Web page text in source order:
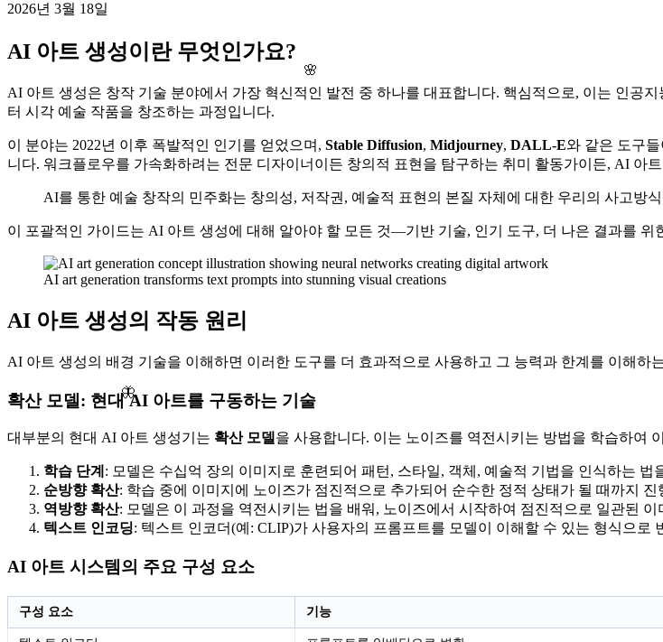
🦋
🌸
2026년 3월 18일
AI 아트 생성이란 무엇인가요?
AI 아트 생성은 창작 기술 분야에서 가장 혁신적인 발전 중 하나를 대표합니다. 핵심적으로, 이는 인
터 시각 예술 작품을 창조하는 과정입니다.
이 분야는 2022년 이후 폭발적인 인기를 얻었으며, Stable Diffusion, Midjourney, DALL-E와 같은 도구
니다. 워크플로우를 가속화하려는 전문 디자이너이든 창의적 표현을 탐구하는 취미 활동가이든, AI 아
AI를 통한 예술 창작의 민주화는 창의성, 저작권, 예술적 표현의 본질 자체에 대한 우리의 사고방
이 포괄적인 가이드는 AI 아트 생성에 대해 알아야 할 모든 것—기반 기술, 인기 도구, 더 나은 결과를
AI art generation transforms text prompts into stunning visual creations
AI 아트 생성의 작동 원리
AI 아트 생성의 배경 기술을 이해하면 이러한 도구를 더 효과적으로 사용하고 그 능력과 한계를 이해하
확산 모델: 현대 AI 아트를 구동하는 기술
대부분의 현대 AI 아트 생성기는 확산 모델 을 사용합니다. 이는 노이즈를 역전시키는 방법을 학습하여
학습 단계 : 모델은 수십억 장의 이미지로 훈련되어 패턴, 스타일, 객체, 예술적 기법을 인식하는 법
순방향 확산: 학습 중에 이미지에 노이즈가 점진적으로 추가되어 순수한 정적 상태가 될 때까지 진
역방향 확산: 모델은 이 과정을 역전시키는 법을 배워, 노이즈에서 시작하여 점진적으로 일관된 이
텍스트 인코딩: 텍스트 인코더(예: CLIP)가 사용자의 프롬프트를 모델이 이해할 수 있는 형식으로
AI 아트 시스템의 주요 구성 요소
구성 요소 기능